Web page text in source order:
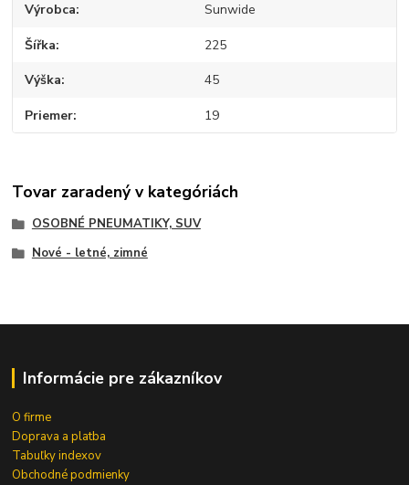
Výrobca Sunwide
Šířka 225
Výška 45
Priemer 19
Tovar zaradený v kategóriách
OSOBNÉ PNEUMATIKY, SUV
Nové - letné, zimné
Informácie pre zákazníkov
O firme
Doprava a platba
Tabuľky indexov
Obchodné podmienky